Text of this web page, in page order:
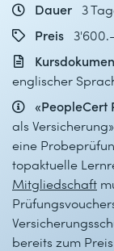
Dauer 3
Preis
englischer
«PeopleCert
als
eine
topaktuelle
Mitgliedschaft
bereits zum